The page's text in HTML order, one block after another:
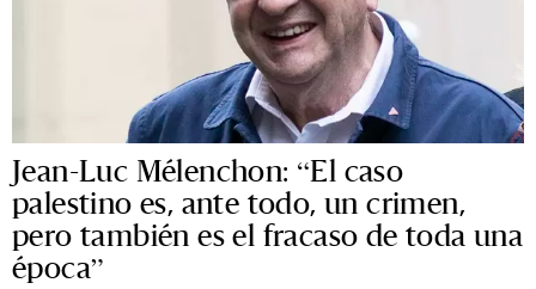
Jean-Luc Mélenchon: “El caso
palestino es, ante todo, un crimen,
pero también es el fracaso de toda una
época”